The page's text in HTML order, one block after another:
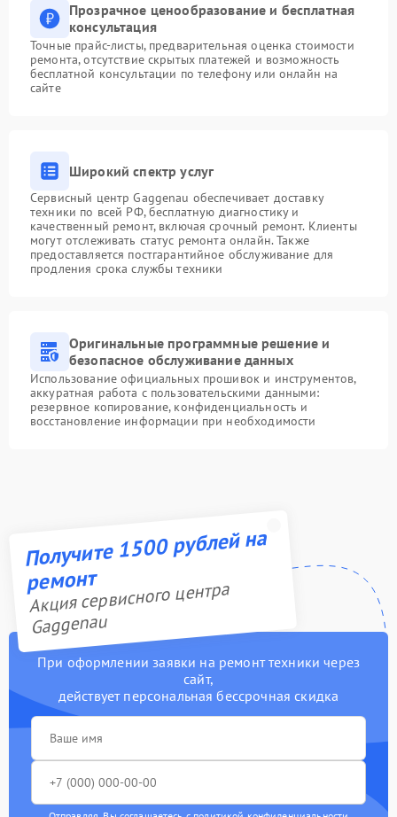
Прозрачное ценообразование и бесплатная
консультация
Точные прайс-листы, предварительная оценка стоимости
ремонта, отсутствие скрытых платежей и возможность
бесплатной консультации по телефону или онлайн на
сайте
Широкий спектр услуг
Сервисный центр Gaggenau обеспечивает доставку
техники по всей РФ, бесплатную диагностику и
качественный ремонт, включая срочный ремонт. Клиенты
могут отслеживать статус ремонта онлайн. Также
предоставляется постгарантийное обслуживание для
продления срока службы техники
Оригинальные программные решение и
безопасное обслуживание данных
Использование официальных прошивок и инструментов,
аккуратная работа с пользовательскими данными:
резервное копирование, конфиденциальность и
восстановление информации при необходимости
Получите 1500 рублей на
ремонт
Акция сервисного центра
Gaggenau
При оформлении заявки на ремонт техники через
сайт,
действует персональная бессрочная скидка